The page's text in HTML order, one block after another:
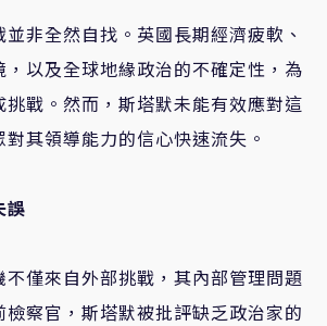
非全然自找。英國長期經濟疲軟、
以及全球地緣政治的不確定性，為
戰。然而，斯塔默未能有效應對這
其領導能力的信心快速流失。
誤
僅來自外部挑戰，其內部管理問題
察官，斯塔默被批評缺乏政治家的